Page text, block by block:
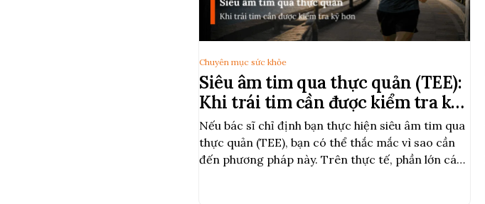
Siêu âm tim qua thực quản (TEE):
Khi trái tim cần được kiểm tra kỹ
hơn
Nếu bác sĩ chỉ định bạn thực hiện siêu âm tim qua
thực quản (TEE), bạn có thể thắc mắc vì sao cần
đến phương pháp này. Trên thực tế, phần lớn các
Chuyên mục sức khỏe